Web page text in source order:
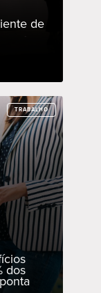
de
TRABALHO
dos
TRABALHO